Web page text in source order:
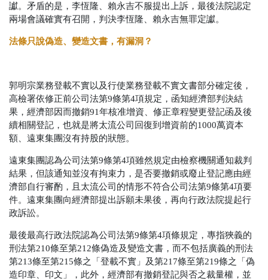
讞。矛盾的是，李恆隆、賴永吉不服提出上訴，最後法院認定
兩場會議確實有召開，判決李恆隆、賴永吉無罪定讞。
法條只說偽造、變造文書，有漏洞？
郭明宗業務登載不實以及行使業務登載不實文書部分確定後，
高檢署依修正前公司法第9條第4項規定，函知經濟部判決結
果，經濟部因而撤銷91年核准增資、修正章程變更登記函及後
續相關登記，也就是將太流公司回復到增資前的1000萬資本
額、遠東集團沒有持股的狀態。
遠東集團認為公司法第9條第4項雖然規定由檢察機關通知裁判
結果，但該通知並沒有拘束力，是否要撤銷或廢止登記應由經
濟部自行審酌，且太流公司的情形不符合公司法第9條第4項要
件。遠東集團向經濟部提出訴願未果後，再向行政法院提起行
政訴訟。
最後最高行政法院認為公司法第9條第4項條規定，專指狹義的
刑法第210條至第212條偽造及變造文書，而不包括廣義的刑法
第213條至第215條之「登載不實」及第217條至第219條之「偽
造印章、印文」，此外，經濟部有撤銷登記與否之裁量權，並